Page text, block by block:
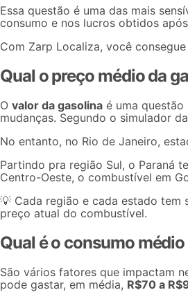
Essa questão é uma das mais
consumo e nos lucros obtidos
Com Zarp Localiza, você
Qual o preço médio da
O valor da gasolina é uma
mudanças. Segundo o simulador
No entanto, no Rio de Janeiro,
Partindo pra região Sul, o Paraná
Centro-Oeste, o combustível em
💡 Cada região e cada estado tem
preço atual do combustível.
Qual é o consumo
São vários fatores que impactam
pode gastar, em média, R$70 a